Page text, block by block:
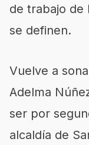
de trabajo de
se definen.
Vuelve a
Adelma
ser por
alcaldía de